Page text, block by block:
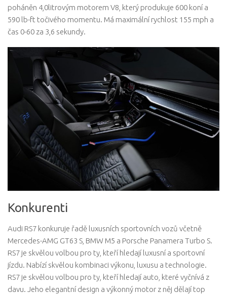
poháněn 4,0litrovým motorem V8, který produkuje 600 koní a
590 lb-ft točivého momentu. Má maximální rychlost 155 mph a
čas 0-60 za 3,6 sekundy.
Konkurenti
Audi RS7 konkuruje řadě luxusních sportovních vozů včetně
Mercedes-AMG GT63 S, BMW M5 a Porsche Panamera Turbo S.
RS7 je skvělou volbou pro ty, kteří hledají luxusní a sportovní
jízdu. Nabízí skvělou kombinaci výkonu, luxusu a technologie.
RS7 je skvělou volbou pro ty, kteří hledají auto, které vyčnívá z
davu. Jeho elegantní design a výkonný motor z něj dělají top